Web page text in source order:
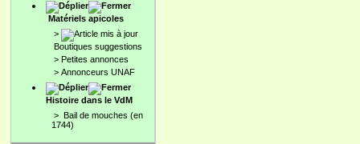
Matériels apicoles
>
Boutiques suggestions
> Petites annonces
> Annonceurs UNAF
Histoire dans le VdM
> Bail de mouches (en
1744)